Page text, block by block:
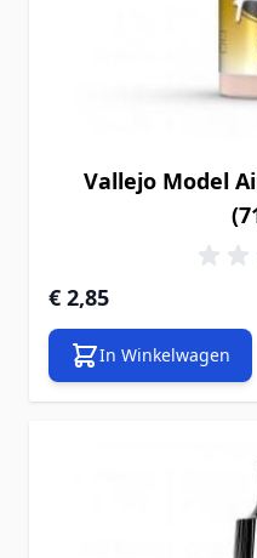
Vallejo Model
€ 2,85
In Winkelwagen